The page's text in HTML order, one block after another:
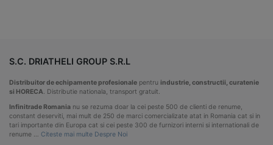
S.C. DRIATHELI GROUP S.R.L
Distribuitor de echipamente profesionale pentru industrie, constructii, curatenie
si HORECA. Distributie nationala, transport gratuit.
Infinitrade Romania nu se rezuma doar la cei peste 500 de clienti de renume,
constant deserviti, mai mult de 250 de marci comercializate atat in Romania cat si in
tari importante din Europa cat si cei peste 300 de furnizori interni si internationali de
renume … Citeste mai multe Despre Noi